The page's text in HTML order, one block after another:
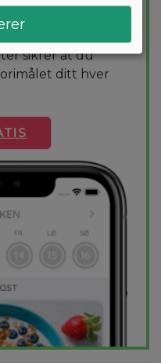
til vekttap. En
for deg og
sikrer at du
ditt hver